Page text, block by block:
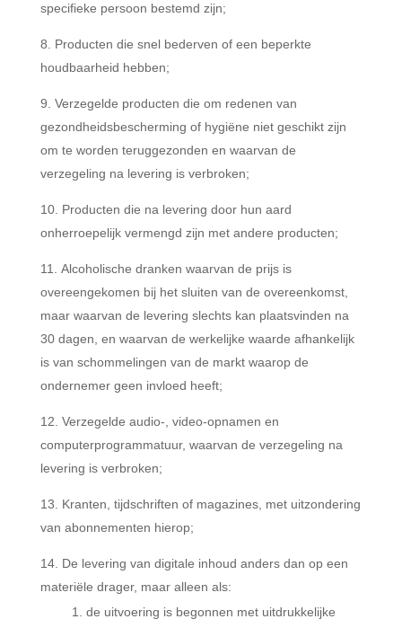
specifieke persoon bestemd zijn;
Producten die snel bederven of een beperkte
houdbaarheid hebben;
Verzegelde producten die om redenen van
gezondheidsbescherming of hygiëne niet geschikt zijn
om te worden teruggezonden en waarvan de
verzegeling na levering is verbroken;
Producten die na levering door hun aard
onherroepelijk vermengd zijn met andere producten;
Alcoholische dranken waarvan de prijs is
overeengekomen bij het sluiten van de overeenkomst,
maar waarvan de levering slechts kan plaatsvinden na
30 dagen, en waarvan de werkelijke waarde afhankelijk
is van schommelingen van de markt waarop de
ondernemer geen invloed heeft;
Verzegelde audio-, video-opnamen en
computerprogrammatuur, waarvan de verzegeling na
levering is verbroken;
Kranten, tijdschriften of magazines, met uitzondering
van abonnementen hierop;
De levering van digitale inhoud anders dan op een
materiële drager, maar alleen als:
de uitvoering is begonnen met uitdrukkelijke